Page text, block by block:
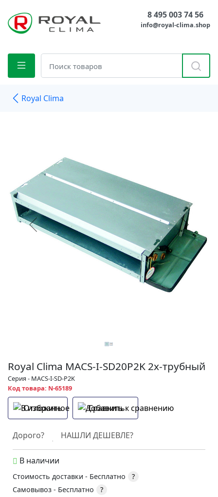
8 495 003 74 56
info@royal-clima.shop
Royal Clima
Royal Clima MACS-I-SD20P2K 2х-трубный
Серия - MACS-I-SD-P2K
Код товара: N-65189
Отложить Сравнить
Дорого? НАШЛИ ДЕШЕВЛЕ?
В наличии
Стоимость доставки - Бесплатно
?
Самовывоз - Бесплатно
?